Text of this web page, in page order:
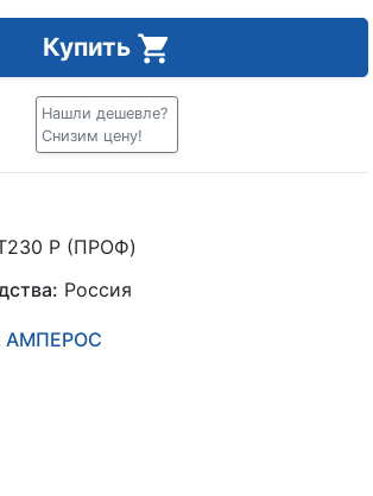
Купить
Нашли дешевле?
Снизим цену!
P (ПРОФ)
Россия
АМПЕРОС